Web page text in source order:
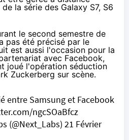
la série des Galaxy S7, S6
le second semestre de
pas été précisé par le
est aussi l'occasion pour la
avec Facebook,
joué l'opération séduction
Zuckerberg sur scène.
entre Samsung et Facebook
ngcSOaBfcz
(@Next_Labs) 21 Février